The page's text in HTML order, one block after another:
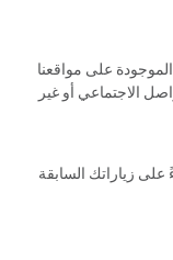
على مواقعنا
الاجتماعي أو غير
على زياراتك السابقة